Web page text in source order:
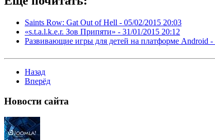
Saints Row: Gat Out of Hell - 05/02/2015 20:03
«s.t.a.l.k.e.r. Зов Припяти» - 31/01/2015 20:12
Развивающие игры для детей на платформе Android -
Назад
Вперёд
Новости сайта